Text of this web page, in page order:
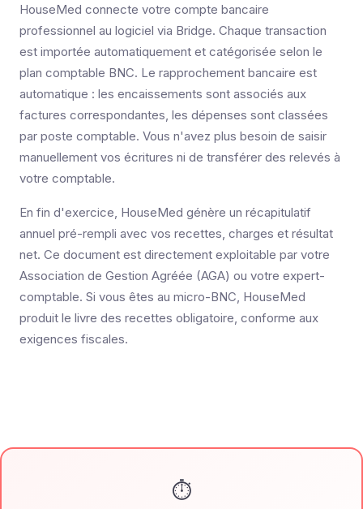
HouseMed connecte votre compte bancaire
professionnel au logiciel via Bridge. Chaque transaction
est importée automatiquement et catégorisée selon le
plan comptable BNC. Le rapprochement bancaire est
automatique : les encaissements sont associés aux
factures correspondantes, les dépenses sont classées
par poste comptable. Vous n'avez plus besoin de saisir
manuellement vos écritures ni de transférer des relevés à
votre comptable.
En fin d'exercice, HouseMed génère un récapitulatif
annuel pré-rempli avec vos recettes, charges et résultat
net. Ce document est directement exploitable par votre
Association de Gestion Agréée (AGA) ou votre expert-
comptable. Si vous êtes au micro-BNC, HouseMed
produit le livre des recettes obligatoire, conforme aux
exigences fiscales.
⏱